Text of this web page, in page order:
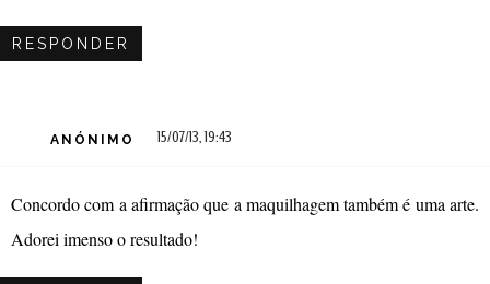
RESPONDER
ANÓNIMO 15/07/13, 19:43
Concordo com a afirmação que a maquilhagem também é uma arte.
Adorei imenso o resultado!